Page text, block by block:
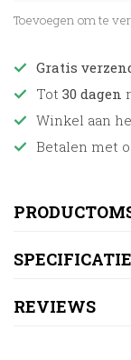
Toevoegen om te
Gratis
Tot 30 dagen
Winkel aan
Betalen met
REVIEWS